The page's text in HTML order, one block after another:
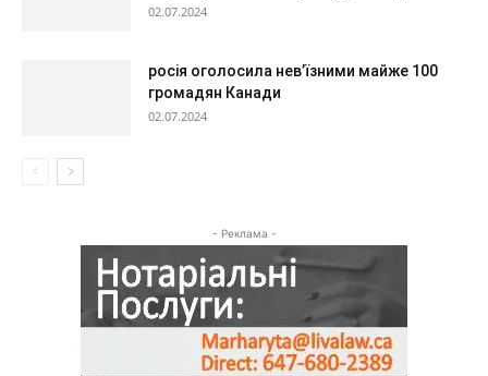
02.07.2024
росія оголосила нев’їзними майже 100
громадян Канади
02.07.2024
- Реклама -